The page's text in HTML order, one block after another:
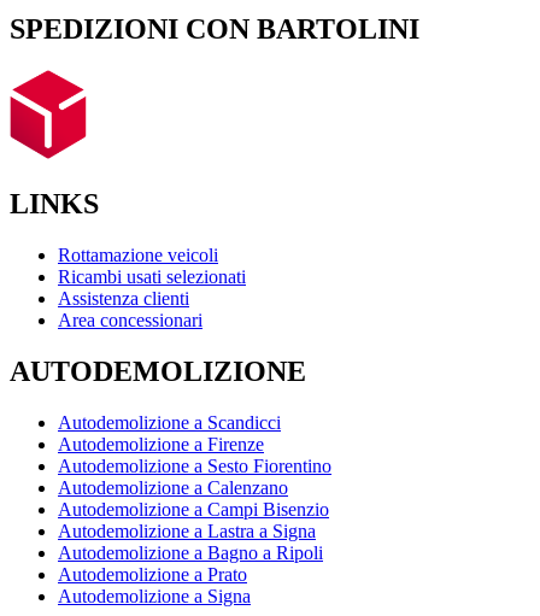
SPEDIZIONI CON BARTOLINI
LINKS
Rottamazione veicoli
Ricambi usati selezionati
Assistenza clienti
Area concessionari
AUTODEMOLIZIONE
Autodemolizione a Scandicci
Autodemolizione a Firenze
Autodemolizione a Sesto Fiorentino
Autodemolizione a Calenzano
Autodemolizione a Campi Bisenzio
Autodemolizione a Lastra a Signa
Autodemolizione a Bagno a Ripoli
Autodemolizione a Prato
Autodemolizione a Signa